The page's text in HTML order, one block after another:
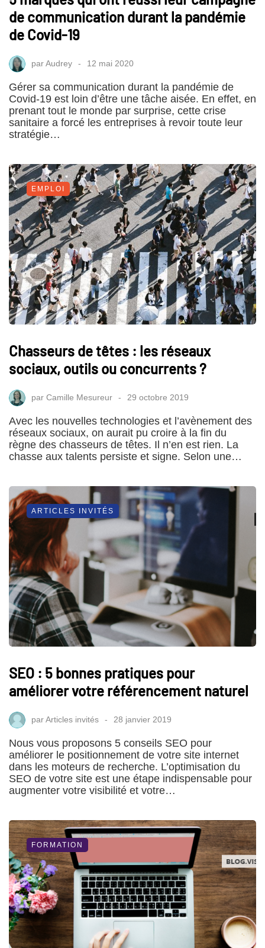
de communication durant la pandémie
de Covid-19
parAudrey 12 mai 2020
Gérer sa communication durant la pandémie de
Covid-19 est loin d’être une tâche aisée. En effet, en
prenant tout le monde par surprise, cette crise
sanitaire a forcé les entreprises à revoir toute leur
stratégie…
EMPLOI
Chasseurs de têtes : les réseaux
sociaux, outils ou concurrents ?
par Camille Mesureur 29 octobre 2019
Avec les nouvelles technologies et l’avènement des
réseaux sociaux, on aurait pu croire à la fin du
règne des chasseurs de têtes. Il n’en est rien. La
chasse aux talents persiste et signe. Selon une…
ARTICLES INVITÉS
SEO : 5 bonnes pratiques pour
améliorer votre référencement naturel
parArticles invités 28 janvier 2019
Nous vous proposons 5 conseils SEO pour
améliorer le positionnement de votre site internet
dans les moteurs de recherche. L’optimisation du
SEO de votre site est une étape indispensable pour
augmenter votre visibilité et votre…
FORMATION